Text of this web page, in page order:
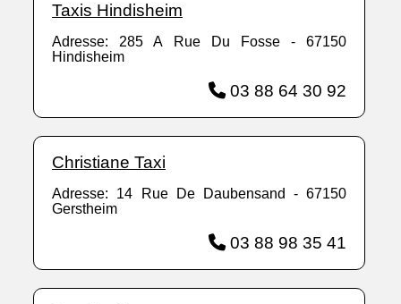
Taxis Hindisheim
Adresse: 285 A Rue Du Fosse - 67150
Hindisheim
03 88 64 30 92
Christiane Taxi
Adresse: 14 Rue De Daubensand - 67150
Gerstheim
03 88 98 35 41